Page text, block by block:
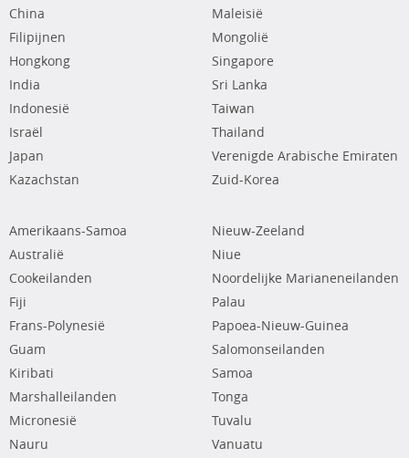
China
Filipijnen
Hongkong
India
Indonesië
Israël
Japan
Kazachstan
Maleisië
Mongolië
Singapore
Sri Lanka
Taiwan
Thailand
Verenigde Arabische Emiraten
Zuid-Korea
Amerikaans-Samoa
Australië
Cookeilanden
Fiji
Frans-Polynesië
Guam
Kiribati
Marshalleilanden
Micronesië
Nauru
Nieuw-Zeeland
Niue
Noordelijke Marianeneilanden
Palau
Papoea-Nieuw-Guinea
Salomonseilanden
Samoa
Tonga
Tuvalu
Vanuatu